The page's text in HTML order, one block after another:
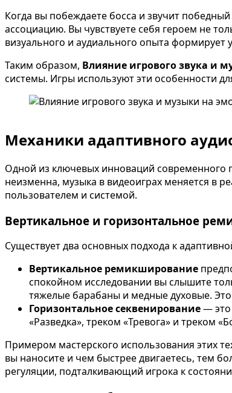
Когда вы побеждаете босса и звучит
ассоциацию. Вы чувствуете себя героем не
визуального и аудиального опыта
Таким образом, Влияние игрового звука и
системы. Игры используют эти особенности
Механики адаптивного
Одной из ключевых инноваций современного
неизменна, музыка в видеоиграх меняется в
пользователем и системой.
Вертикальное и горизонтальное
Существует два основных подхода к
Вертикальное ремикширование
спокойном исследовании вы слышите
тяжелые барабаны и медные духовые.
Горизонтальное секвенирование— это
«Разведка», треком «Тревога» и треком
Примером мастерского использования этих
вы наносите и чем быстрее двигаетесь, тем
регуляции, подталкивающий игрока к